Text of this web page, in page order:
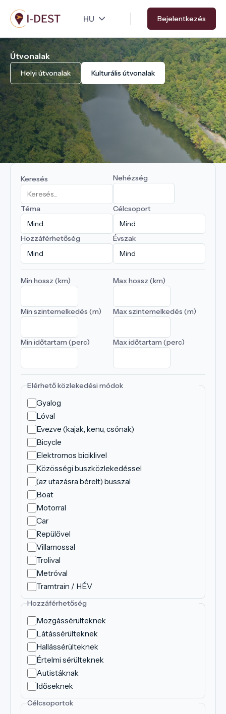
Ugrás
a
tartalomra
Bejelentkezés
Útvonalak
Helyi útvonalak Kulturális útvonalak
Keresés Nehézség
Téma Célcsoport
Hozzáférhetőség Évszak
Min hossz (km) Max hossz (km)
Min szintemelkedés (m) Max szintemelkedés (m)
Min időtartam (perc) Max időtartam (perc)
Elérhető közlekedési módok
Gyalog
Lóval
Evezve (kajak, kenu, csónak)
Bicycle
Elektromos biciklivel
Közösségi buszközlekedéssel
(az utazásra bérelt) busszal
Boat
Motorral
Car
Repülővel
Villamossal
Trolival
Metróval
Tramtrain / HÉV
Hozzáférhetőség
Mozgássérülteknek
Látássérülteknek
Hallássérülteknek
Értelmi sérülteknek
Autistáknak
Időseknek
Célcsoportok